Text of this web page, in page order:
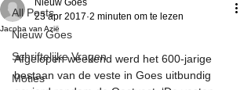
All Posts
Nieuw Goes
Schriftelijke Vragen
Moties
Jacoba van Azië
Nieuw Goes
23 apr 2017 2 minuten om te lezen
Afgelopen weekend werd het 600-jarige
bestaan van de veste in Goes uitbundig